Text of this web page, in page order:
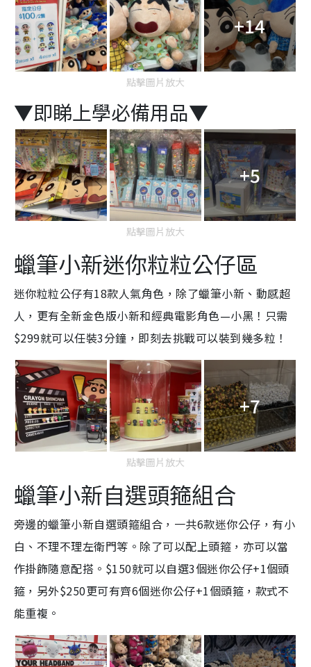
+14
點擊圖片放大
▼即睇上學必備用品▼
+5
點擊圖片放大
蠟筆小新迷你粒粒公仔區
迷你粒粒公仔有18款人氣角色，除了蠟筆小新、動感超
人，更有全新金色版小新和經典電影角色—小黑！只需
$299就可以任裝3分鐘，即刻去挑戰可以裝到幾多粒！
+7
點擊圖片放大
蠟筆小新自選頭箍組合
旁邊的蠟筆小新自選頭箍組合，一共6款迷你公仔，有小
白、不理不理左衛門等。除了可以配上頭箍，亦可以當
作掛飾隨意配搭。$150就可以自選3個迷你公仔+1個頭
箍，另外$250更可有齊6個迷你公仔+1個頭箍，款式不
能重複。